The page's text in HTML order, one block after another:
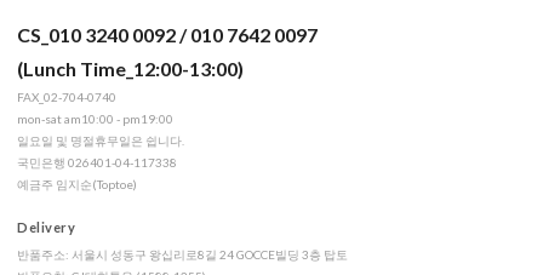
CS_010 3240 0092 / 010 7642 0097
(Lunch Time_12:00-13:00)
FAX_02-704-0740
mon-sat am10:00 - pm19:00
일요일 및 명절휴무일은 쉽니다.
국민은행 026401-04-117338
예금주 임지순(Toptoe)
Delivery
반품주소: 서울시 성동구 왕십리로8길 24 GOCCE빌딩 3층 탑토